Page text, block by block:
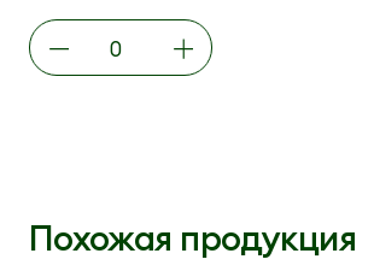
Похожая продукция